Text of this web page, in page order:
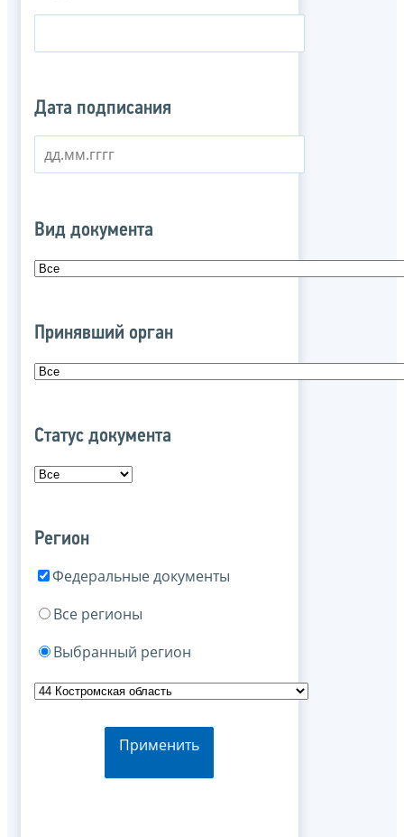
Дата подписания
Вид документа
Принявший орган
Статус документа
Регион
Федеральные документы
Все регионы
Выбранный регион
Применить